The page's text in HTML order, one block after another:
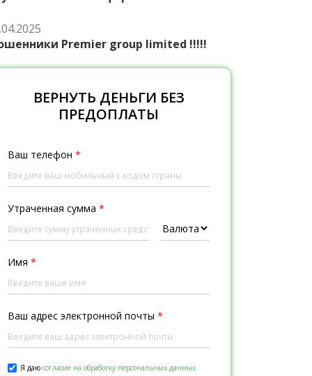
Premier group limited !!!!!
ВЕРНУТЬ ДЕНЬГИ БЕЗ
ПРЕДОПЛАТЫ
Ваш телефон *
Утраченная сумма *
Имя *
Ваш адрес электронной почты *
Я даю согласие на обработку персональных данных.